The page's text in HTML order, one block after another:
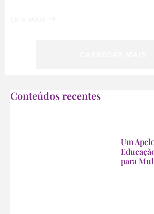
Conteúdos recentes
Um
para